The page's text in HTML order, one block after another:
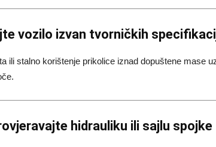
vozilo izvan tvorničkih
ili stalno korištenje prikolice iznad dopuštene mase
hidrauliku ili sajlu spojke